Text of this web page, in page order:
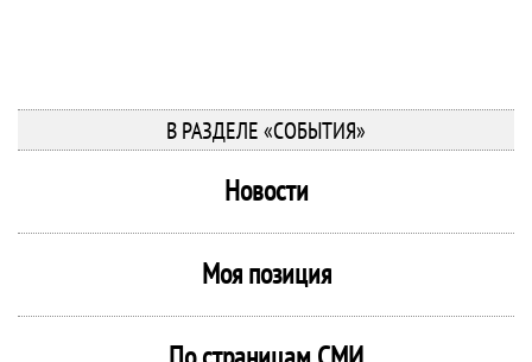
В РАЗДЕЛЕ «СОБЫТИЯ»
Новости
Моя позиция